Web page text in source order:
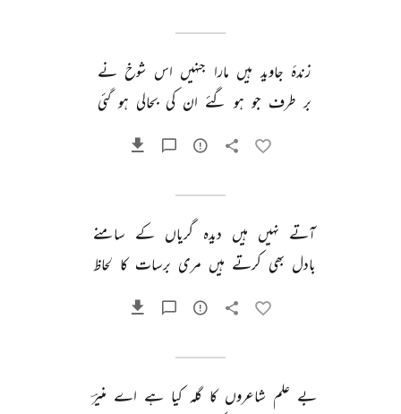
زندۂ جاوید ہیں مارا جنہیں اس شوخ نے
بر طرف جو ہو گئے ان کی بحالی ہو گئی
آتے نہیں ہیں دیدہ گریاں کے سامنے
بادل بھی کرتے ہیں مری برسات کا لحاظ
بے علم شاعروں کا گلہ کیا ہے اے منیرؔ